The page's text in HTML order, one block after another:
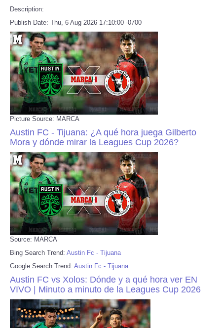
Description:
Publish Date: Thu, 6 Aug 2026 17:10:00 -0700
Picture Source: MARCA
Austin FC - Tijuana: ¿A qué hora juega Gilberto
Mora y dónde mirar la Leagues Cup 2026?
Source: MARCA
Bing Search Trend: Austin Fc - Tijuana
Google Search Trend: Austin Fc - Tijuana
Austin FC vs Xolos: Dónde y a qué hora ver EN
VIVO | Minuto a minuto de la Leagues Cup 2026